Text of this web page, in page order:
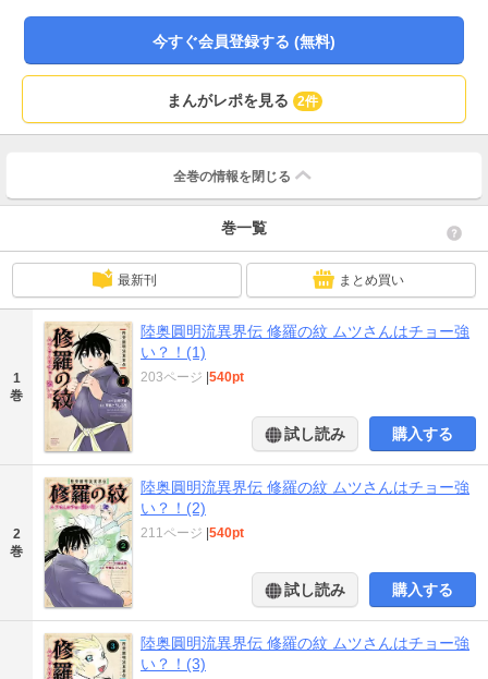
今すぐ会員登録する (無料)
まんがレポを見る 2件
全巻の情報を 閉じる
巻一覧
最新刊 まとめ買い
1
巻
陸奥圓明流異界伝 修羅の紋 ムツさんはチョー強
い？！(1)
203ページ |540pt
試し読み 購入する
2
巻
陸奥圓明流異界伝 修羅の紋 ムツさんはチョー強
い？！(2)
211ページ |540pt
試し読み 購入する
陸奥圓明流異界伝 修羅の紋 ムツさんはチョー強
い？！(3)